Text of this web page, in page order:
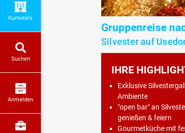
Gruppenreise
Silvester auf
IHRE
Exklusive
Ambiente
"open bar" an
genießen & feiern
Gourmetküche mit
Kurhotels
Suchen
Anmelden